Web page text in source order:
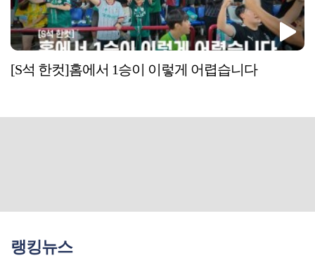
[S석 한컷]홈에서 1승이 이렇게 어렵습니다
랭킹뉴스